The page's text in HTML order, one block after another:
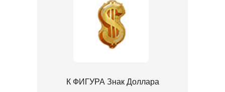
К ФИГУРА Знак Доллара